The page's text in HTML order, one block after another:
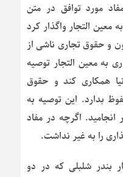
مورد توافق در متن
معین التجار واگذار کرد
و حقوق تجاری ناشی از
به معین التجار توصیه
همکاری کند و حقوق
بدارد. این توصیه به
انجامید. اگرچه در مفاد
را به غیر نداشت.
بندر شلبلی که در دو